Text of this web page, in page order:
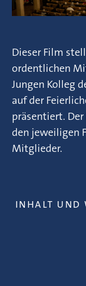
Dieser Film
ordentlichen
Jungen Kolleg
auf der
präsentiert.
den jeweiligen
Mitglieder.
INHALT UND